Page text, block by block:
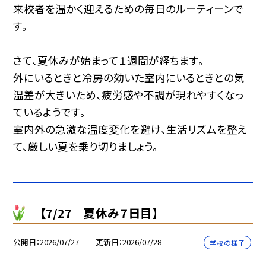
来校者を温かく迎えるための毎日のルーティーンで
す。
さて、夏休みが始まって１週間が経ちます。
外にいるときと冷房の効いた室内にいるときとの気
温差が大きいため、疲労感や不調が現れやすくなっ
ているようです。
室内外の急激な温度変化を避け、生活リズムを整え
て、厳しい夏を乗り切りましょう。
【7/27 夏休み７日目】
公開日 2026/07/27 更新日 2026/07/28 学校の様子